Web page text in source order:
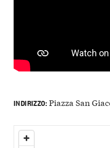
INDIRIZZO:Piazza San